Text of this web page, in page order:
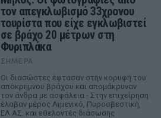
τον απεγκλωβισμό 33χρονου
τουρίστα που είχε εγκλωβιστεί
σε βράχο 20 μέτρων στη
Φυριπλάκα
ΣΉΜΕΡΑ
Οι διασώστες έφτασαν στην κορυφή του
απόκρημνου βράχου και απομάκρυναν
τον άνδρα με ασφάλεια - Στην επιχείρηση
έλαβαν μέρος Λιμενικό, Πυροσβεστική,
ΕΛ.ΑΣ. και εθελοντές διάσωσης